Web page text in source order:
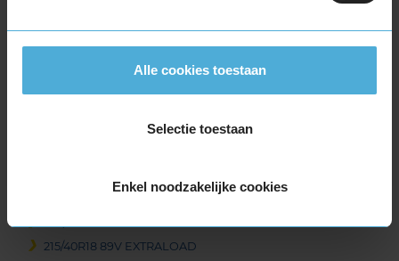
Alle cookies toestaan
Selectie toestaan
Enkel noodzakelijke cookies
225/60R17 99H
205/40R18 86V EXTRALOAD RUNFLAT
215/40R18 89V EXTRALOAD